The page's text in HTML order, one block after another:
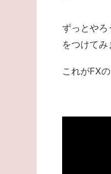
ずっとや
をつけてみ
これがFX